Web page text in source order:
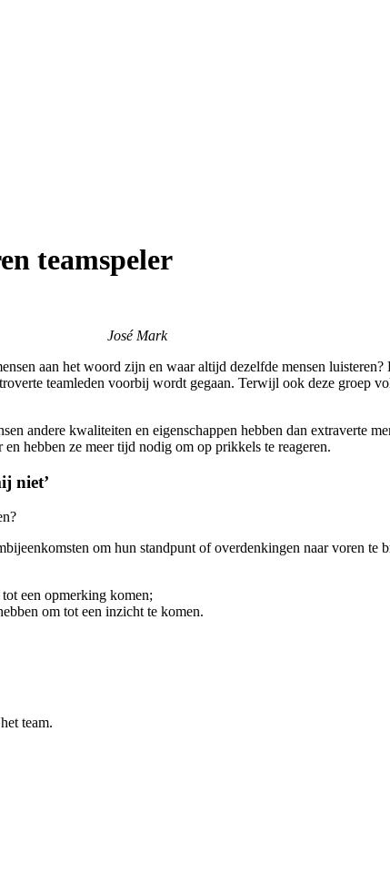
teamspeler
José Mark
aan het woord zijn en waar altijd dezelfde mensen
teamleden voorbij wordt gegaan. Terwijl ook deze groep
andere kwaliteiten en eigenschappen hebben dan extraverte
hebben ze meer tijd nodig om op prikkels te reageren.
niet’
om hun standpunt of overdenkingen naar voren te
een opmerking komen;
om tot een inzicht te komen.
team.